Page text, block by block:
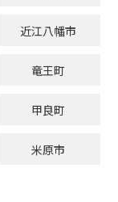
近江八幡市
竜王町
甲良町
米原市